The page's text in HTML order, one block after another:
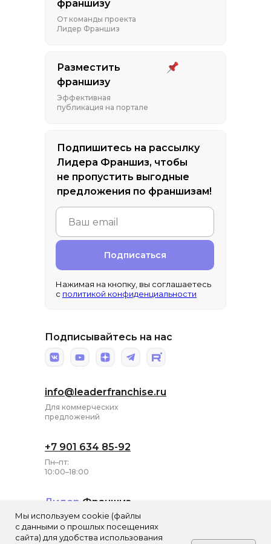
Разместить
франшизу
Подпишитесь на рассылку
Лидера Франшиз, чтобы
не пропустить выгодные
предложения по франшизам!
Эффективная
публикация на портале
франшизу
От команды проекта
Лидер Франшиз
Лидер Франшиз
ИП Харитонова
Анна Александровна
Подписывайтесь на нас
info@leaderfranchise.ru
Для коммерческих
предложений
+7 901 634 85-92
Пн–пт:
10:00–18:00
Подписаться
Нажимая на кнопку, вы соглашаетесь
с политикой конфиденциальности
Мы используем cookie (файлы
с данными о прошлых посещениях
сайта) для удобства использования